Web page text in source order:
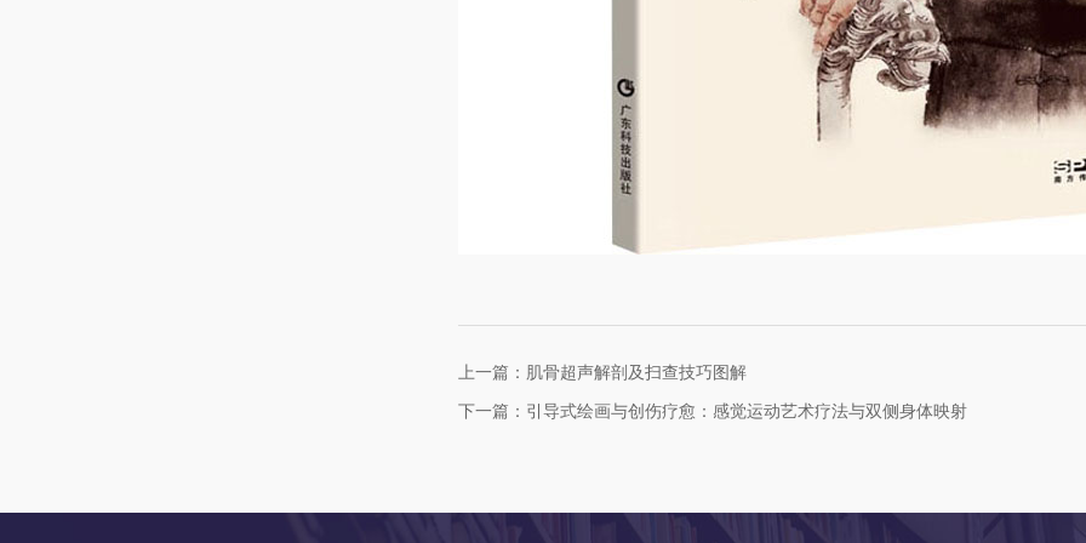
上一篇：肌骨超声解剖及扫查技巧图解
下一篇：引导式绘画与创伤疗愈：感觉运动艺术疗法与双侧身体映射